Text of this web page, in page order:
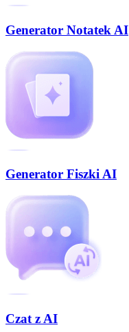
Generator Notatek AI
Generator Fiszki AI
Czat z AI